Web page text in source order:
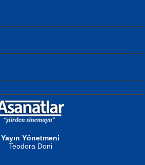
Adamın
Yayın Yönetmeni
Teodora Doni